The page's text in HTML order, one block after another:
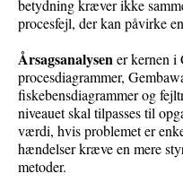
betydning kræver ikke
procesfejl, der kan påvirke
Årsagsanalysener kernen i
procesdiagrammer, Gemba
fiskebensdiagrammer og
niveauet skal tilpassestil
værdi, hvis problemet er
hændelser kræve en mere
metoder.